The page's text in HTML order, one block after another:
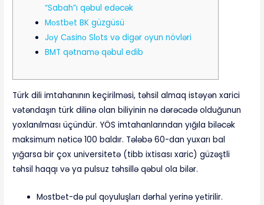
“Sabah”ı qəbul edəcək
Mоstbеt BK güzgüsü
Jоy Саsinо Slоts və digər оyun növləri
BMT qətnamə qəbul edib
Türk dili imtahanının keçirilməsi, təhsil almaq istəyən xarici
vətəndaşın türk dilinə olan biliyinin nə dərəcədə olduğunun
yoxlanılması üçündür. YÖS imtahanlarından yığıla biləcək
maksimum nəticə 100 baldır. Tələbə 60-dan yuxarı bal
yığarsa bir çox universitetə (tibb ixtisası xaric) güzəştli
təhsil haqqı və ya pulsuz təhsillə qəbul ola bilər.
Mоstbеt-də рul qоyuluşlаrı dərhаl yеrinə yеtirilir.